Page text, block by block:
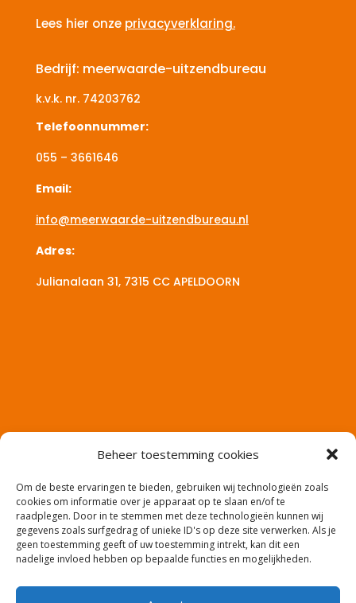
Beheer toestemming cookies
Om de beste ervaringen te bieden, gebruiken wij technologieën zoals
cookies om informatie over je apparaat op te slaan en/of te
raadplegen. Door in te stemmen met deze technologieën kunnen wij
gegevens zoals surfgedrag of unieke ID's op deze site verwerken. Als je
geen toestemming geeft of uw toestemming intrekt, kan dit een
nadelige invloed hebben op bepaalde functies en mogelijkheden.
Lees hier onze privacyverklaring.
Bedrijf: meerwaarde-uitzendbureau
k.v.k. nr.74203762
Telefoonnummer:
055 – 3661646
Email:
info@meerwaarde-uitzendbureau.nl
Adres:
Julianalaan 31, 7315 CCAPELDOORN